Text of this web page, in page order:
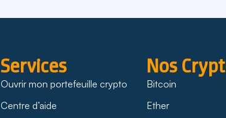
Services
Ouvrir mon portefeuille crypto
Centre d’aide
Nos
Bitcoin
Ether